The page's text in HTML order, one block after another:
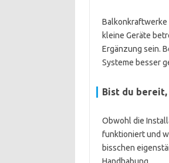
Balkonkraftwerke
kleine Geräte
Ergänzung sein.
Systeme besser
Bist du bereit,
Obwohl die
funktioniert und
bisschen